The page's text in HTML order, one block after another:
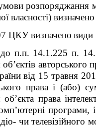
розпоряджання
власності)
ЦКУ визначено види
п.п. 14.1.225 п.
авторського
від 15 травня
права і (або)
об’єкта права
програми,
чи телевізійного